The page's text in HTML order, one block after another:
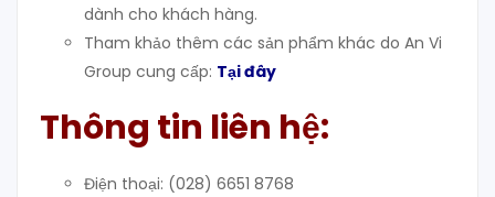
dành cho khách hàng.
Tham khảo thêm các sản phẩm khác do An Vi
Group cung cấp: Tại đây
Thông tin liên hệ:
Điện thoại: (028) 6651 8768